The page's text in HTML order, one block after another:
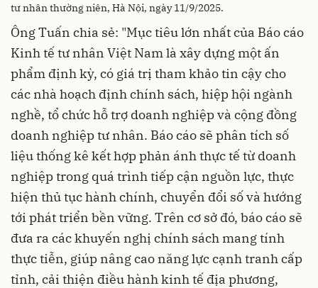
tư nhân thường niên, Hà Nội, ngày 11/9/2025.
Ông Tuấn chia sẻ: "Mục tiêu lớn nhất của Báo cáo
Kinh tế tư nhân Việt Nam là xây dựng một ấn
phẩm định kỳ, có giá trị tham khảo tin cậy cho
các nhà hoạch định chính sách, hiệp hội ngành
nghề, tổ chức hỗ trợ doanh nghiệp và cộng đồng
doanh nghiệp tư nhân. Báo cáo sẽ phân tích số
liệu thống kê kết hợp phản ánh thực tế từ doanh
nghiệp trong quá trình tiếp cận nguồn lực, thực
hiện thủ tục hành chính, chuyển đổi số và hướng
tới phát triển bền vững. Trên cơ sở đó, báo cáo sẽ
đưa ra các khuyến nghị chính sách mang tính
thực tiễn, giúp nâng cao năng lực cạnh tranh cấp
tỉnh, cải thiện điều hành kinh tế địa phương,